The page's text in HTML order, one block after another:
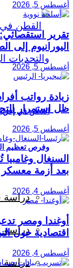
القطن في
وفرص تعظيم
دراسة
دراسة
دراسة
أغسطس 5, 2026
اليورانيوم إلى
أغسطس 5, 2026
زيادة رواتب
ظل استمرار
أغسطس 5, 2026
السنغال
بعد أزمة معسكر
أغسطس 4, 2026
أوغندا ومصر
اقتصادية حول
أغسطس 4, 2026